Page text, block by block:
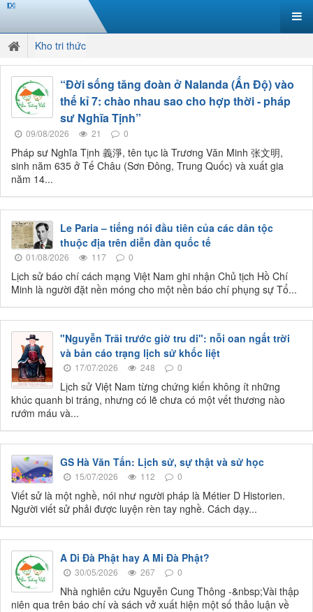
Kho tri thức
“Đời sống tăng đoàn ở Nalanda (Ấn Độ) vào
thế kỉ 7: chào nhau sao cho hợp thời - pháp
sư Nghĩa Tịnh”
09/08/2026 21 0
Pháp sư Nghĩa Tịnh 義淨, tên tục là Trương Văn Minh 张文明,
sinh năm 635 ở Tế Châu (Sơn Đông, Trung Quốc) và xuất gia
năm 14...
Le Paria – tiếng nói đầu tiên của các dân tộc
thuộc địa trên diễn đàn quốc tế
01/08/2026 117 0
Lịch sử báo chí cách mạng Việt Nam ghi nhận Chủ tịch Hồ Chí
Minh là người đặt nền móng cho một nền báo chí phụng sự Tổ...
"Nguyễn Trãi trước giờ tru di": nỗi oan ngất trời
và bản cáo trạng lịch sử khốc liệt
17/07/2026 248 0
Lịch sử Việt Nam từng chứng kiến không ít những
khúc quanh bi tráng, nhưng có lẽ chưa có một vết thương nào
rướm máu và...
GS Hà Văn Tấn: Lịch sử, sự thật và sử học
15/07/2026 112 0
Viết sử là một nghề, nói như người pháp là Métier D Historien.
Người viết sử phải được luyện rèn tay nghề. Cách dạy...
A Di Đà Phật hay A Mi Đà Phật?
30/05/2026 267 0
Nhà nghiên cứu Nguyễn Cung Thông -&nbsp;Vài thập
niên qua trên báo chí và sách vở xuất hiện một số thảo luận về